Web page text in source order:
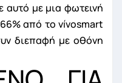
αυτό με μια φωτεινή
από το vívosmart
διεπαφή με οθόνη